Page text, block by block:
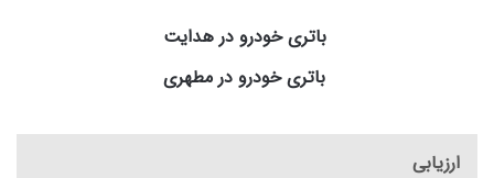
باتری خودرو در هدایت
باتری خودرو در مطهری
ارزیابی